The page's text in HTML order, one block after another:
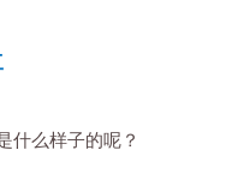
什么样子的呢？